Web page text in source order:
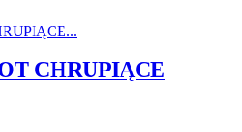
CHRUPIĄCE